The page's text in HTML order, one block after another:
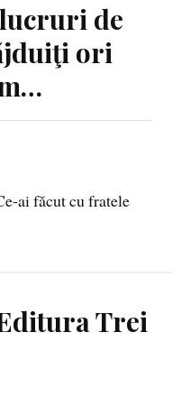
de
ori
făcut cu fratele
Trei